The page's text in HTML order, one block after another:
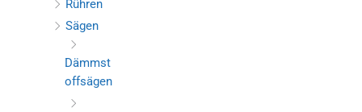
Rühren
Sägen
Dämmst
offsägen